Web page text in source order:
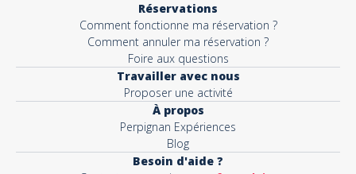
Réservations
Comment fonctionne ma réservation ?
Comment annuler ma réservation ?
Foire aux questions
Travailler avec nous
Proposer une activité
À propos
Perpignan Expériences
Blog
Besoin d'aide ?